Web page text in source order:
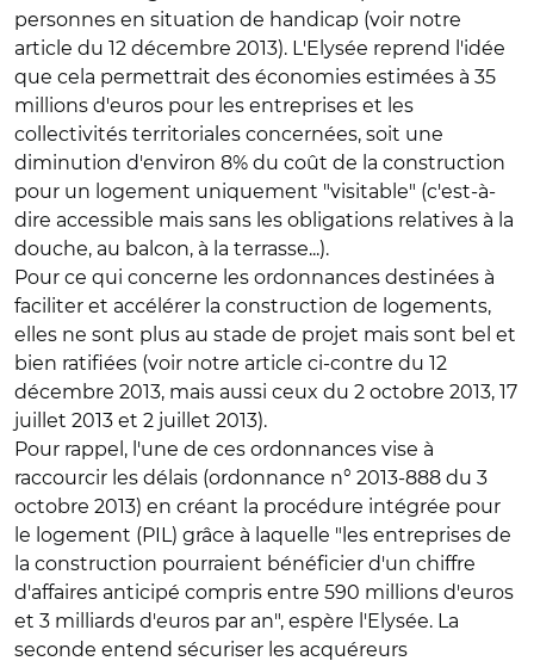
personnes en situation de handicap (voir notre
article du 12 décembre 2013). L'Elysée reprend l'idée
que cela permettrait des économies estimées à 35
millions d'euros pour les entreprises et les
collectivités territoriales concernées, soit une
diminution d'environ 8% du coût de la construction
pour un logement uniquement "visitable" (c'est-à-
dire accessible mais sans les obligations relatives à la
douche, au balcon, à la terrasse...).
Pour ce qui concerne les ordonnances destinées à
faciliter et accélérer la construction de logements,
elles ne sont plus au stade de projet mais sont bel et
bien ratifiées (voir notre article ci-contre du 12
décembre 2013, mais aussi ceux du 2 octobre 2013, 17
juillet 2013 et 2 juillet 2013).
Pour rappel, l'une de ces ordonnances vise à
raccourcir les délais (ordonnance n° 2013-888 du 3
octobre 2013) en créant la procédure intégrée pour
le logement (PIL) grâce à laquelle "les entreprises de
la construction pourraient bénéficier d'un chiffre
d'affaires anticipé compris entre 590 millions d'euros
et 3 milliards d'euros par an", espère l'Elysée. La
seconde entend sécuriser les acquéreurs